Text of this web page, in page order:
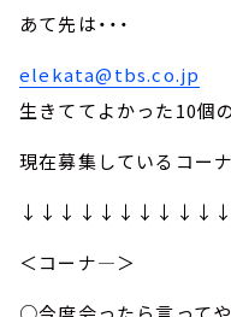
あて先は・・・
elekata@tbs.co.jp
生きててよかった10個
現在募集しているコー
＜コーナ―＞